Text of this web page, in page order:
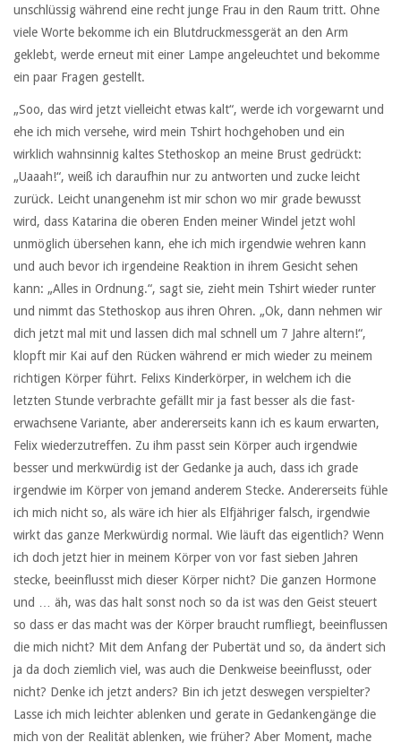
unschlüssig während eine recht junge Frau in den Raum tritt. Ohne
viele Worte bekomme ich ein Blutdruckmessgerät an den Arm
geklebt, werde erneut mit einer Lampe angeleuchtet und bekomme
ein paar Fragen gestellt.
„Soo, das wird jetzt vielleicht etwas kalt“, werde ich vorgewarnt und
ehe ich mich versehe, wird mein Tshirt hochgehoben und ein
wirklich wahnsinnig kaltes Stethoskop an meine Brust gedrückt:
„Uaaah!“, weiß ich daraufhin nur zu antworten und zucke leicht
zurück. Leicht unangenehm ist mir schon wo mir grade bewusst
wird, dass Katarina die oberen Enden meiner Windel jetzt wohl
unmöglich übersehen kann, ehe ich mich irgendwie wehren kann
und auch bevor ich irgendeine Reaktion in ihrem Gesicht sehen
kann: „Alles in Ordnung.“, sagt sie, zieht mein Tshirt wieder runter
und nimmt das Stethoskop aus ihren Ohren. „Ok, dann nehmen wir
dich jetzt mal mit und lassen dich mal schnell um 7 Jahre altern!“,
klopft mir Kai auf den Rücken während er mich wieder zu meinem
richtigen Körper führt. Felixs Kinderkörper, in welchem ich die
letzten Stunde verbrachte gefällt mir ja fast besser als die fast-
erwachsene Variante, aber andererseits kann ich es kaum erwarten,
Felix wiederzutreffen. Zu ihm passt sein Körper auch irgendwie
besser und merkwürdig ist der Gedanke ja auch, dass ich grade
irgendwie im Körper von jemand anderem Stecke. Andererseits fühle
ich mich nicht so, als wäre ich hier als Elfjähriger falsch, irgendwie
wirkt das ganze Merkwürdig normal. Wie läuft das eigentlich? Wenn
ich doch jetzt hier in meinem Körper von vor fast sieben Jahren
stecke, beeinflusst mich dieser Körper nicht? Die ganzen Hormone
und … äh, was das halt sonst noch so da ist was den Geist steuert
so dass er das macht was der Körper braucht rumfliegt, beeinflussen
die mich nicht? Mit dem Anfang der Pubertät und so, da ändert sich
ja da doch ziemlich viel, was auch die Denkweise beeinflusst, oder
nicht? Denke ich jetzt anders? Bin ich jetzt deswegen verspielter?
Lasse ich mich leichter ablenken und gerate in Gedankengänge die
mich von der Realität ablenken, wie früher? Aber Moment, mache